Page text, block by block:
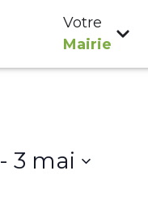
Votre
Mairie
- 3 mai